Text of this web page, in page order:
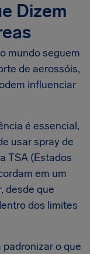
Dizem
mundo seguem
de aerossóis,
influenciar
é essencial,
usar spray de
TSA (Estados
em um
desde que
dos limites
o que